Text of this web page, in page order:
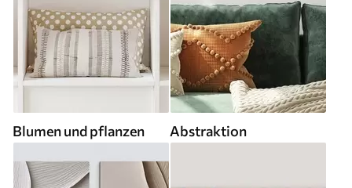
Blumen und pflanzen Abstraktion